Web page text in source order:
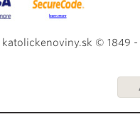
katolickenoviny.sk © 1849 -